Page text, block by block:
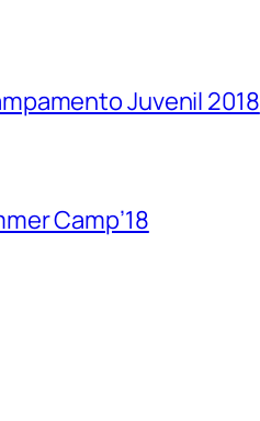
Juvenil 2018
Camp’18